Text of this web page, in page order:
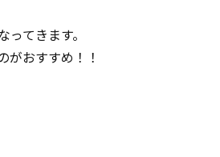
てきます。
がおすすめ！！